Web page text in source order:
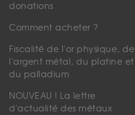
donations
Comment acheter ?
Fiscalité de l'or physique, de
l'argent métal, du platine et
du palladium
NOUVEAU ! La lettre
d'actualité des métaux